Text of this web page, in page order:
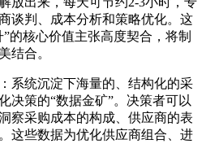
谈判、成本分析和策略优化。这
”的核心价值主张高度契合，将制
结合。
：系统沉淀下海量的、结构化的采
决策的“数据金矿”。决策者可以
察采购成本的构成、供应商的表
这些数据为优化供应商组合、进